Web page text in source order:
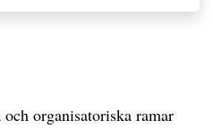
organisatoriska ramar